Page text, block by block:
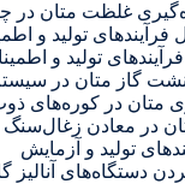
غلظت متان
تولید و
تولید و
گاز متان در
متان در کوره‌های
در معادن زغال‌سنگ
تولید و آزمایش
دستگاه‌های